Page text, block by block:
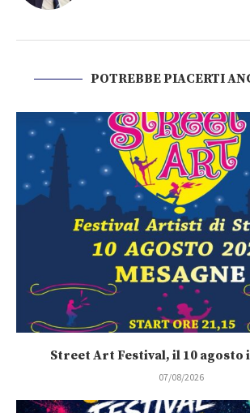
POTREBBE PIACERTI
Street Art Festival, il 10 agosto
07/08/2026